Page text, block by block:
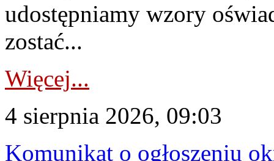
udostępniamy wzory
zostać...
Więcej...
4 sierpnia 2026, 09:03
Komunikat o ogłoszeniu